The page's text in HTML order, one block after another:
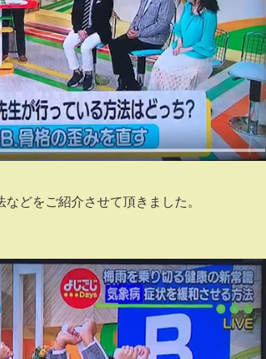
どをご紹介させて頂きました。